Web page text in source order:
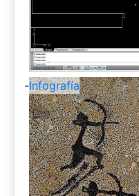
-Infografía